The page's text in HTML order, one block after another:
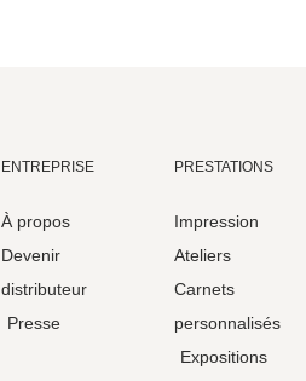
ENTREPRISE
À propos
Devenir
distributeur
Presse
PRESTATIONS
Impression
Ateliers
Carnets
personnalisés
Expositions